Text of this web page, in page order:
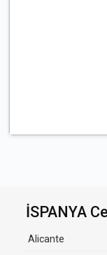
İSPANYA
Alicante